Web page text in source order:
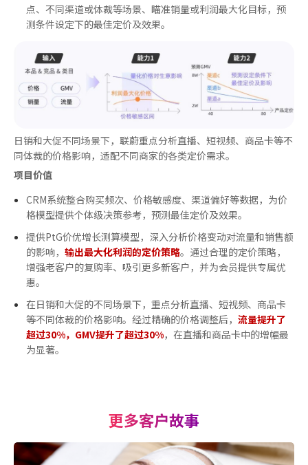
点、不同渠道或体裁等场景、瞄准销量或利润最大化目标，预
测条件设定下的最佳定价及效果。
日销和大促不同场景下，联蔚重点分析直播、短视频、商品卡等不
同体裁的价格影响，适配不同商家的各类定价需求。
项目价值
CRM系统整合购买频次、价格敏感度、渠道偏好等数据，为价
格模型提供个体级决策参考，预测最佳定价及效果。
提供PtG价优增长测算模型，深入分析价格变动对流量和销售额
的影响， 输出最大化利润的定价策略。通过合理的定价策略，
增强老客户的复购率、吸引更多新客户，并为会员提供专属优
惠。
在日销和大促的不同场景下，重点分析直播、短视频、商品卡
等不同体裁的价格影响。经过精确的价格调整后， 流量提升了
超过30%，GMV提升了超过30%，在直播和商品卡中的增幅最
为显著。
更多客户故事